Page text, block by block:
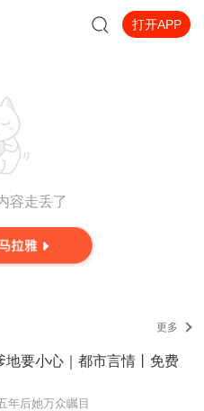
打开APP
容走丢了
更多
地要小心｜都市言情丨免费
年后她万众瞩目